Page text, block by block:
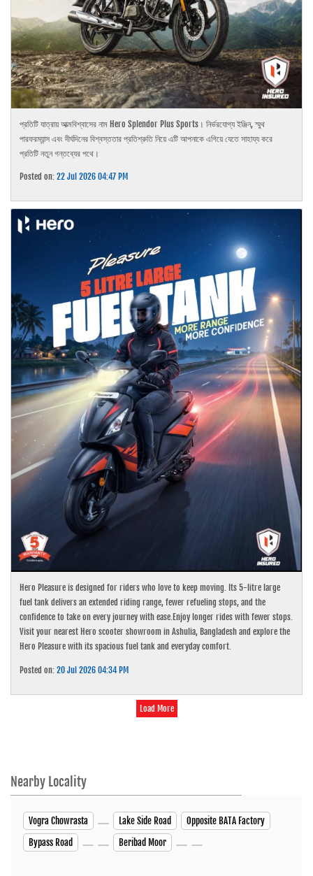
প্রতিটি যাত্রায় আত্মবিশ্বাসের নাম Hero Splendor Plus Sports। নির্ভরযোগ্য ইঞ্জিন, স্মুথ
পারফরম্যান্স এবং দীর্ঘদিনের বিশ্বস্ততার প্রতিশ্রুতি নিয়ে এটি আপনাকে এগিয়ে যেতে সাহায্য করে
প্রতিটি নতুন গন্তব্যের পথে।
Posted on:22 Jul 2026 04:47 PM
Hero Pleasure is designed for riders who love to keep moving. Its 5-litre large
fuel tank delivers an extended riding range, fewer refueling stops, and the
confidence to take on every journey with ease.Enjoy longer rides with fewer stops.
Visit your nearest Hero scooter showroom in Ashulia, Bangladesh and explore the
Hero Pleasure with its spacious fuel tank and everyday comfort.
Posted on:20 Jul 2026 04:34 PM
Load More
Nearby Locality
Vogra Chowrasta Lake Side Road
Opposite BATA Factory
Bypass Road
Beribad Moor